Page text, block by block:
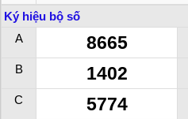
Ký hiệu bộ số
A
8665
B 1402
C 5774